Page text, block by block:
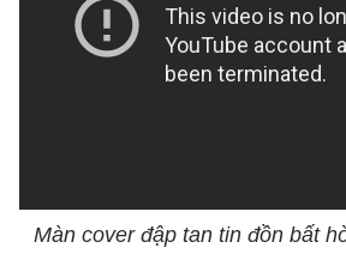
Màn cover đập tan tin đồn bất